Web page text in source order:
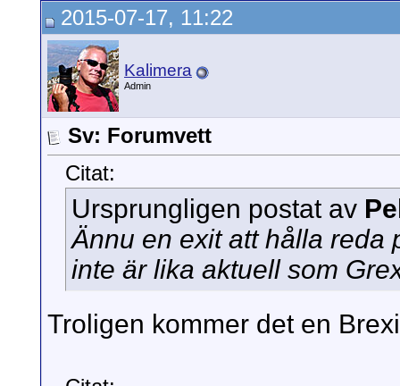
2015-07-17, 11:22
Kalimera
Admin
Sv: Forumvett
Citat:
Ursprungligen postat av
Ännu en exit att hålla reda
inte är lika aktuell som
Troligen kommer det en